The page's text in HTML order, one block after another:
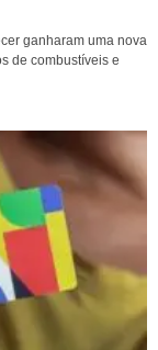
ganharam uma nova
de combustíveis e